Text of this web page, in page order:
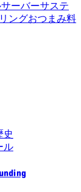
ーバーサステ
ングおつまみ料
史
ル